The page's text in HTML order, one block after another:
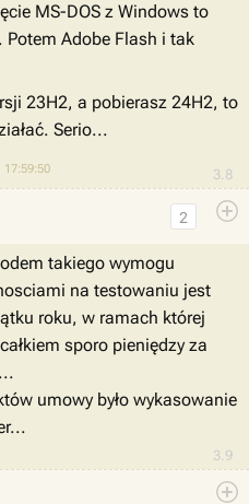
3.8
MS-DOS z Windows to
Adobe Flash i tak
23H2, a pobierasz 24H2, to
Serio...
3.9
2
takiego wymogu
na testowaniu jest
roku, w ramach której
sporo pieniędzy za
umowy było wykasowanie